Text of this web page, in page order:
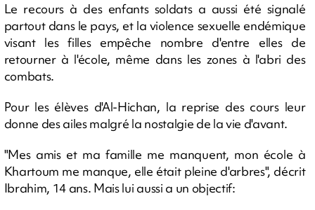
Le recours à des enfants soldats a aussi été signalé
partout dans le pays, et la violence sexuelle endémique
visant les filles empêche nombre d'entre elles de
retourner à l'école, même dans les zones à l'abri des
combats.
Pour les élèves d'Al-Hichan, la reprise des cours leur
donne des ailes malgré la nostalgie de la vie d'avant.
"Mes amis et ma famille me manquent, mon école à
Khartoum me manque, elle était pleine d'arbres", décrit
Ibrahim, 14 ans. Mais lui aussi a un objectif: